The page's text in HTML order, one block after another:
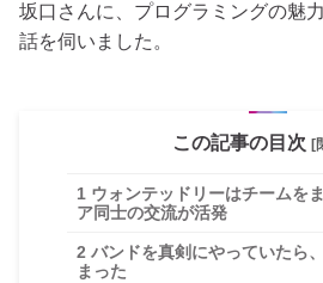
坂口さんに、プログラミングの魅
話を伺いました。
この記事の目次 [
1 ウォンテッドリーはチームを
ア同士の交流が活発
2 バンドを真剣にやっていたら
まった